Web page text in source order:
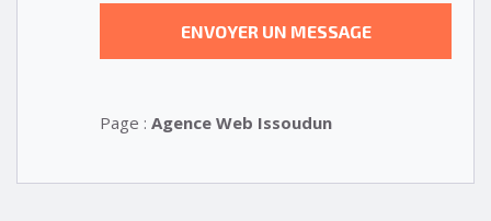
Page : Agence Web Issoudun